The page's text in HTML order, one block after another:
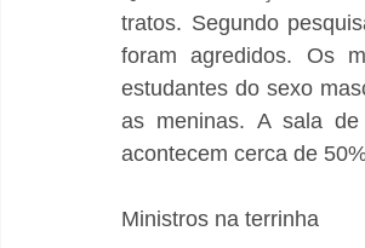
tratos. Segundo
foram agredidos. Os
estudantes do sexo
as meninas. A sala
acontecem cerca de
Ministros na terrinha